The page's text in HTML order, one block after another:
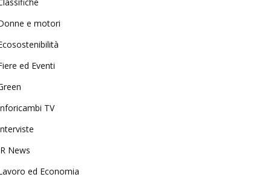
e motori
ed Eventi
TV
News
ed Economia